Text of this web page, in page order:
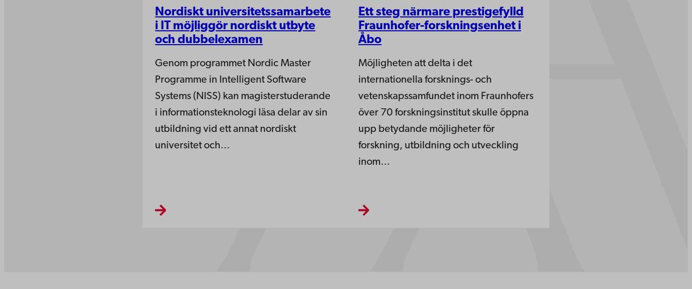
Nordiskt universitetssamarbete
i IT möjliggör nordiskt utbyte
och dubbelexamen
Genom programmet Nordic Master
Programme in Intelligent Software
Systems (NISS) kan magisterstuderande
i informationsteknologi läsa delar av sin
utbildning vid ett annat nordiskt
universitet och…
Ett steg närmare prestigefylld
Fraunhofer-forskningsenhet i
Åbo
Möjligheten att delta i det
internationella forsknings- och
vetenskapssamfundet inom Fraunhofers
över 70 forskningsinstitut skulle öppna
upp betydande möjligheter för
forskning, utbildning och utveckling
inom…